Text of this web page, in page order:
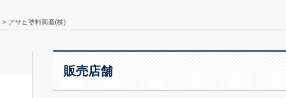
> アサヒ塗料興産(株)
販売店舗